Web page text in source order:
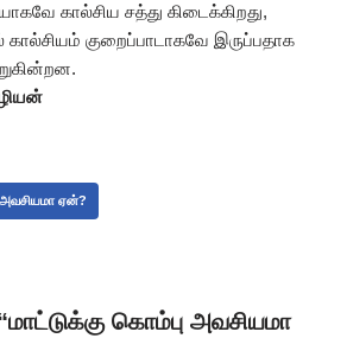
கால்சிய சத்து கிடைக்கிறது,
குறைப்பாடாகவே இருப்பதாக
அவசியமா ஏன்?
கொம்பு அவசியமா